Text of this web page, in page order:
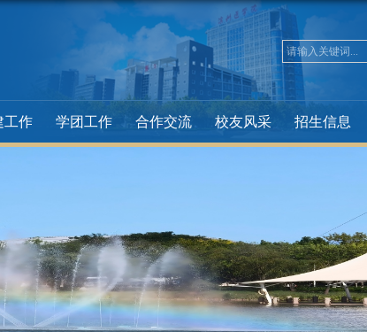
工作 学团工作 合作交流 校友风采 招生信息